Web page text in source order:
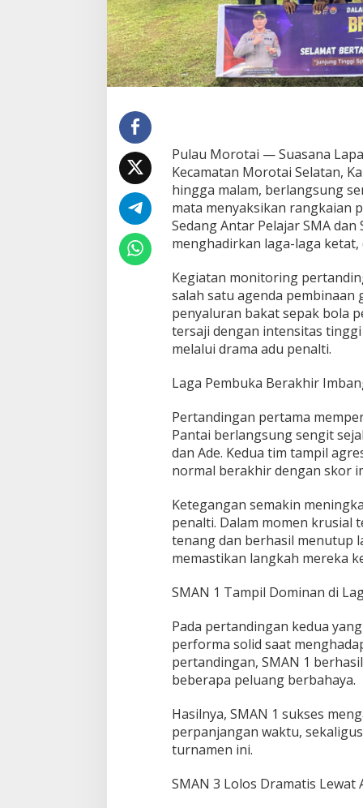
i
t
T
u
r
n
S
e
p
a
k
B
o
a
P
e
l
a
j
r
l
r
e
s
l
a
u
M
o
o
a
i
Pulau Morotai — Suasana
Kecamatan Morotai Selatan,
hingga malam, berlangsung
mata menyaksikan rangkaian
Sedang Antar Pelajar SMA
menghadirkan laga-laga
Kegiatan monitoring
salah satu agenda pembinaan
penyaluran bakat sepak bola
tersaji dengan intensitas
melalui drama adu penalti.
Laga Pembuka Berakhir
Pertandingan pertama
Pantai berlangsung sengit
dan Ade. Kedua tim tampil
normal berakhir dengan skor
Ketegangan semakin
penalti. Dalam momen krusial
tenang dan berhasil menutup
memastikan langkah mereka
SMAN 1 Tampil Dominan di
Pada pertandingan kedua
performa solid saat
pertandingan, SMAN 1
beberapa peluang berbahaya.
Hasilnya, SMAN 1 sukses
perpanjangan waktu,
turnamen ini.
SMAN 3 Lolos Dramatis Lewat